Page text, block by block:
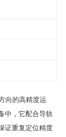
向的高精度运
中，它配合导轨
证重复定位精度